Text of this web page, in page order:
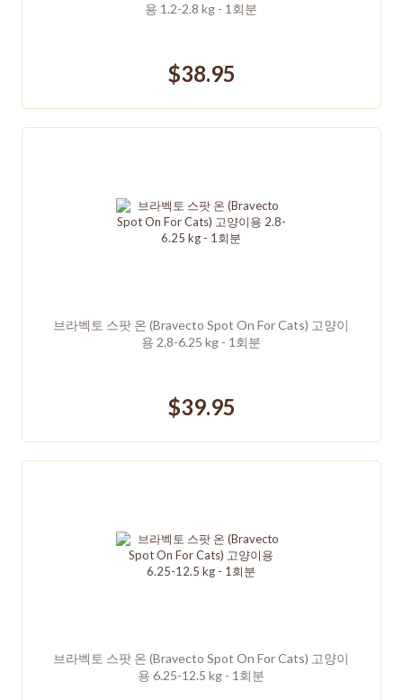
용 1.2-2.8 kg - 1회분
$38.95
브라벡토 스팟 온 (Bravecto Spot On For Cats) 고양이
용 2.8-6.25 kg - 1회분
$39.95
브라벡토 스팟 온 (Bravecto Spot On For Cats) 고양이
용 6.25-12.5 kg - 1회분